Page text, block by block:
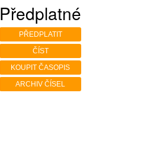
Předplatné
PŘEDPLATIT
ČÍST
KOUPIT ČASOPIS
ARCHIV ČÍSEL